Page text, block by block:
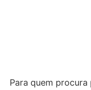
Para quem